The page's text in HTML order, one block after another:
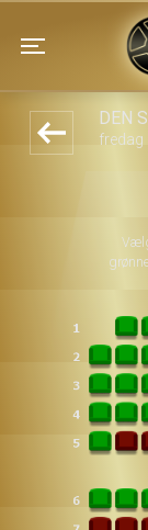
Toggle
DEN
fredag